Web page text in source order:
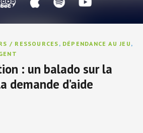
/ RESSOURCES , DÉPENDANCE AU JEU ,
: un balado sur la
demande d’aide